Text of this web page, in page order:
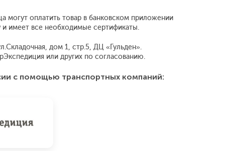
могут оплатить товар в банковском приложении
имеет все необходимые сертификаты.
дом 1, стр.5, ДЦ «Гульден».
или других по согласованию.
с помощью транспортных компаний: